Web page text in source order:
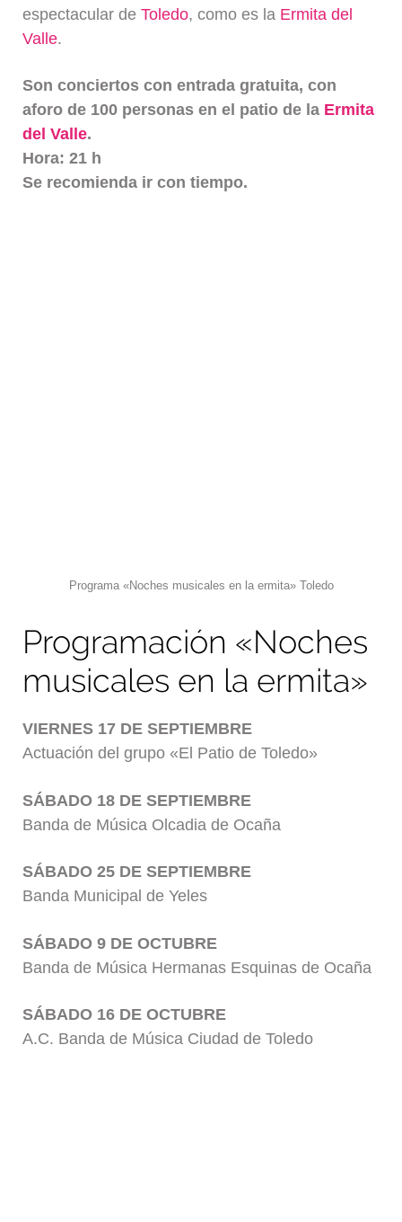
espectacular deToledo, como es la Ermita del
Valle.
Son conciertos con entrada gratuita, con
aforo de 100 personas en el patio de la Ermita
del Valle.
Hora: 21 h
Se recomienda ir con tiempo.
Programa «Noches musicales en la ermita» Toledo
Programación «Noches
musicales en la ermita»
VIERNES 17 DE SEPTIEMBRE
Actuación del grupo «El Patio de Toledo»
SÁBADO 18 DE SEPTIEMBRE
Banda de Música Olcadia de Ocaña
SÁBADO 25 DE SEPTIEMBRE
Banda Municipal de Yeles
SÁBADO 9 DE OCTUBRE
Banda de Música Hermanas Esquinas de Ocaña
SÁBADO 16 DE OCTUBRE
A.C. Banda de Música Ciudad de Toledo